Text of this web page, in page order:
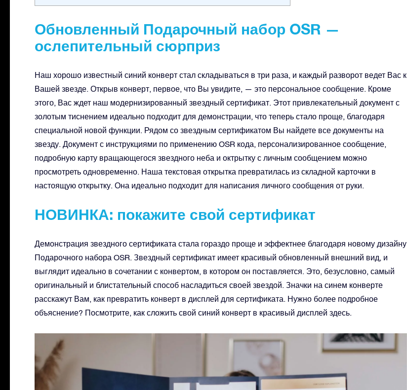
Обновленный Подарочный набор OSR —
ослепительный сюрприз
Наш хорошо известный синий конверт стал складываться в три раза, и каждый разворот ведет Вас к
Вашей звезде. Открыв конверт, первое, что Вы увидите, — это персональное сообщение. Кроме
этого, Вас ждет наш модернизированный звездный сертификат. Этот привлекательный документ с
золотым тиснением идеально подходит для демонстрации, что теперь стало проще, благодаря
специальной новой функции. Рядом со звездным сертификатом Вы найдете все документы на
звезду. Документ с инструкциями по применению OSR кода, персонализированное сообщение,
подробную карту вращающегося звездного неба и октрытку с личным сообщением можно
просмотреть одновременно. Наша текстовая открытка превратилась из складной карточки в
настоящую открытку. Она идеально подходит для написания личного сообщения от руки.
НОВИНКА: покажите свой сертификат
Демонстрация звездного сертификата стала гораздо проще и эффектнее благодаря новому дизайну
Подарочного набора OSR. Звездный сертификат имеет красивый обновленный внешний вид, и
выглядит идеально в сочетании с конвертом, в котором он поставляется. Это, безусловно, самый
оригинальный и блистательный способ насладиться своей звездой. Значки на синем конверте
расскажут Вам, как превратить конверт в дисплей для сертификата. Нужно более подробное
объяснение? Посмотрите, как сложить свой синий конверт в красивый дисплей здесь.